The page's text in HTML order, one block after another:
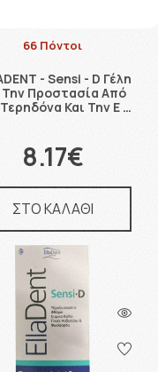
66 Πόντοι
- Sensi - D Γέλη
Την Προστασία Από
Και Την Ε …
8.17€
ΣΤΟ ΚΑΛΑΘΙ